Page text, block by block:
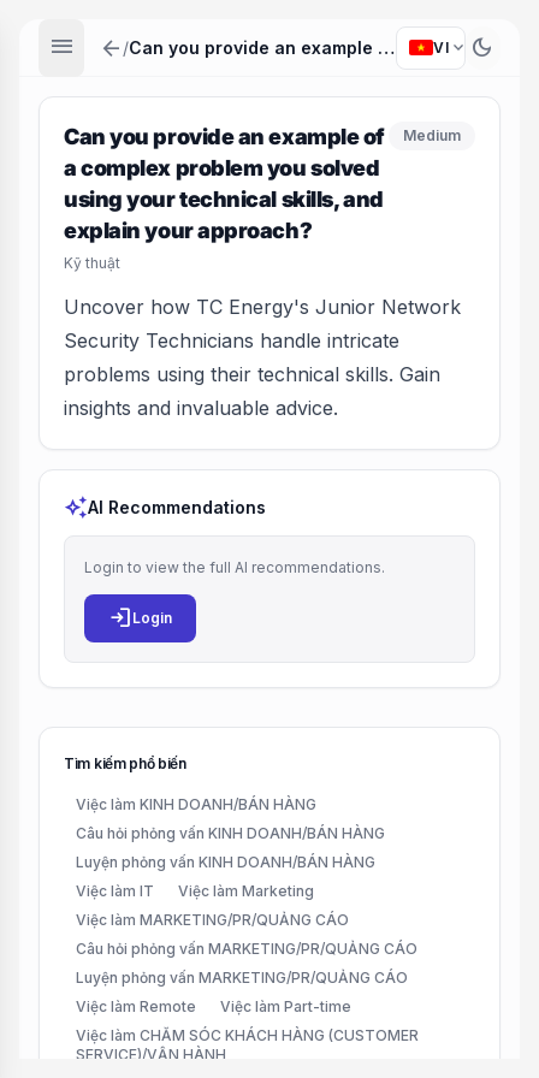
menu arrow_back / Can you provide an example of a complex problem you solved using your technical skills, and explain your approach? VI expand_more dark_mode
Can you provide an example of
a complex problem you solved
using your technical skills, and
explain your approach?
Kỹ thuật
Medium
Uncover how TC Energy's Junior Network
Security Technicians handle intricate
problems using their technical skills. Gain
insights and invaluable advice.
auto_awesomeAI Recommendations
Login to view the full AI recommendations.
login Login
Tìm kiếm phổ biến
Việc làm KINH DOANH/BÁN HÀNG
Câu hỏi phỏng vấn KINH DOANH/BÁN HÀNG
Luyện phỏng vấn KINH DOANH/BÁN HÀNG
Việc làm IT
Việc làm Marketing
Việc làm MARKETING/PR/QUẢNG CÁO
Câu hỏi phỏng vấn MARKETING/PR/QUẢNG CÁO
Luyện phỏng vấn MARKETING/PR/QUẢNG CÁO
Việc làm Remote
Việc làm Part-time
Việc làm CHĂM SÓC KHÁCH HÀNG (CUSTOMER
SERVICE)/VẬN HÀNH